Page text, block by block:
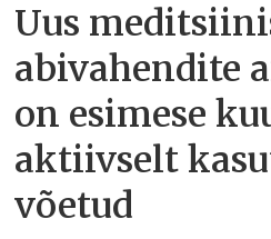
Uus
abivahendite
on esimese
aktiivselt
võetud